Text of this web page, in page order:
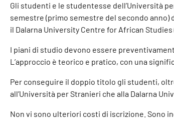
Gli studenti e le studentesse dell’Università
semestre (primo semestre del secondo anno)
il Dalarna University Centre for African Studies
I piani di studio devono essere
L’approccio è teorico e pratico, con una
Per conseguire il doppio titolo gli studenti,
all’Università per Stranieri che alla Dalarna
Non vi sono ulteriori costi di iscrizione. Sono